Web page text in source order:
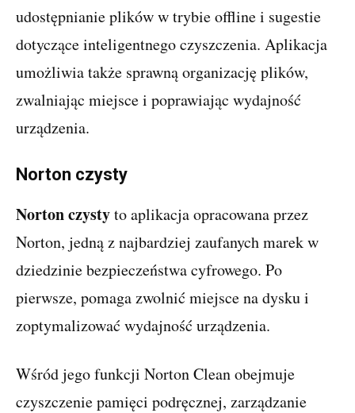
udostępnianie plików w trybie offline i sugestie
dotyczące inteligentnego czyszczenia. Aplikacja
umożliwia także sprawną organizację plików,
zwalniając miejsce i poprawiając wydajność
urządzenia.
Norton czysty
Norton czystyto aplikacja opracowana przez
Norton, jedną z najbardziej zaufanych marek w
dziedzinie bezpieczeństwa cyfrowego. Po
pierwsze, pomaga zwolnić miejsce na dysku i
zoptymalizować wydajność urządzenia.
Wśród jego funkcji Norton Clean obejmuje
czyszczenie pamięci podręcznej, zarządzanie